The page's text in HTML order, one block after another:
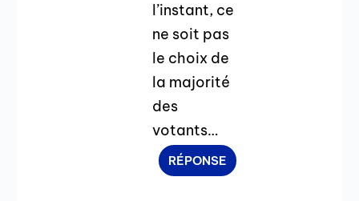
l’instant, ce
ne soit pas
le choix de
la majorité
des
votants…
RÉPONSE